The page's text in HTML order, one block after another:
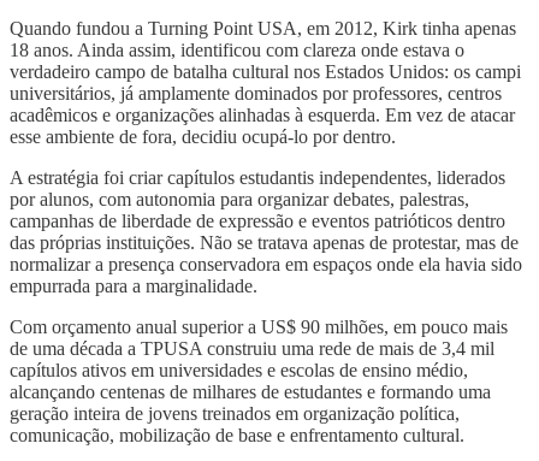
Quando fundou a Turning Point USA, em 2012, Kirk tinha apenas
18 anos. Ainda assim, identificou com clareza onde estava o
verdadeiro campo de batalha cultural nos Estados Unidos: os campi
universitários, já amplamente dominados por professores, centros
acadêmicos e organizações alinhadas à esquerda. Em vez de atacar
esse ambiente de fora, decidiu ocupá-lo por dentro.
A estratégia foi criar capítulos estudantis independentes, liderados
por alunos, com autonomia para organizar debates, palestras,
campanhas de liberdade de expressão e eventos patrióticos dentro
das próprias instituições. Não se tratava apenas de protestar, mas de
normalizar a presença conservadora em espaços onde ela havia sido
empurrada para a marginalidade.
Com orçamento anual superior a US$ 90 milhões, em pouco mais
de uma década a TPUSA construiu uma rede de mais de 3,4 mil
capítulos ativos em universidades e escolas de ensino médio,
alcançando centenas de milhares de estudantes e formando uma
geração inteira de jovens treinados em organização política,
comunicação, mobilização de base e enfrentamento cultural.